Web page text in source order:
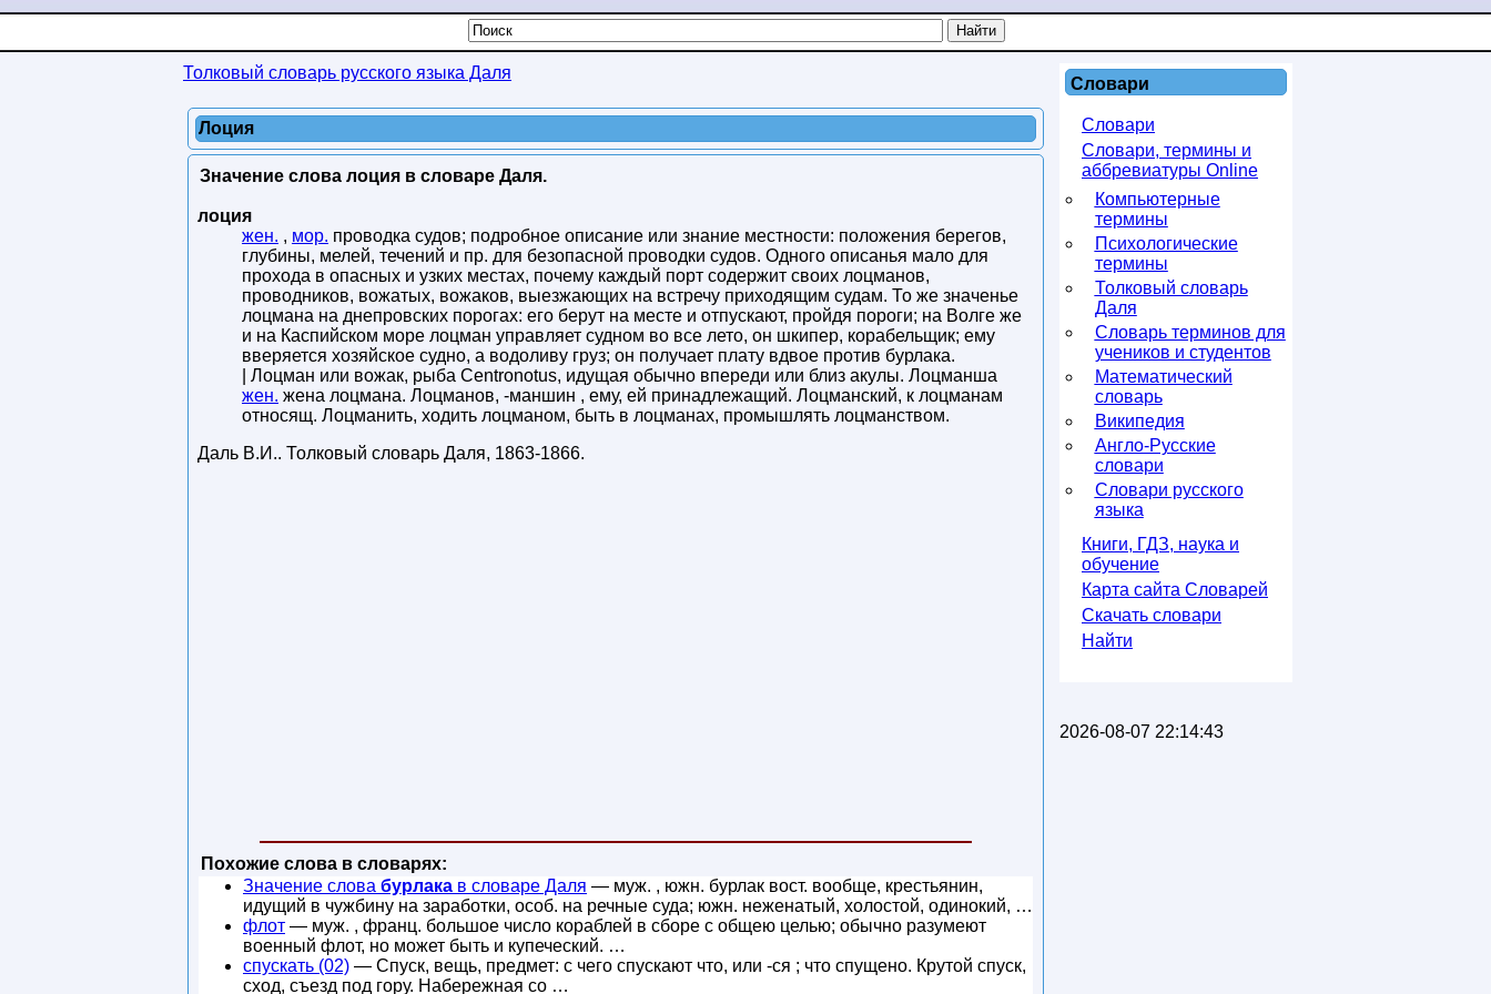
Толковый словарь русского языка Даля
Лоция
Значение слова лоция в словаре Даля.
лоция
жен. , мор. проводка судов; подробное описание или знание местности: положения берегов,
глубины, мелей, течений и пр. для безопасной проводки судов. Одного описанья мало для
прохода в опасных и узких местах, почему каждый порт содержит своих лоцманов,
проводников, вожатых, вожаков, выезжающих на встречу приходящим судам. То же значенье
лоцмана на днепровских порогах: его берут на месте и отпускают, пройдя пороги; на Волге же
и на Каспийском море лоцман управляет судном во все лето, он шкипер, корабельщик; ему
вверяется хозяйское судно, а водоливу груз; он получает плату вдвое против бурлака.
| Лоцман или вожак, рыба Centronotus, идущая обычно впереди или близ акулы. Лоцманша
жен. жена лоцмана. Лоцманов, -маншин , ему, ей принадлежащий. Лоцманский, к лоцманам
относящ. Лоцманить, ходить лоцманом, быть в лоцманах, промышлять лоцманством.
Даль В.И.. Толковый словарь Даля, 1863-1866.
Похожие слова в словарях:
Значение слова бурлака в словаре Даля — муж. , южн. бурлак вост. вообще, крестьянин,
идущий в чужбину на заработки, особ. на речные суда; южн. неженатый, холостой, одинокий, …
флот — муж. , франц. большое число кораблей в сборе с общею целью; обычно разумеют
военный флот, но может быть и купеческий. …
спускать (02) — Спуск, вещь, предмет: с чего спускают что, или -ся ; что спущено. Крутой спуск,
сход, съезд под гору. Набережная со …
Словари
Словари
Словари, термины и
аббревиатуры Online
Компьютерные
термины
Психологические
термины
Толковый словарь
Даля
Словарь терминов для
учеников и студентов
Математический
словарь
Википедия
Англо-Русские
словари
Словари русского
языка
Книги, ГДЗ, наука и
обучение
Карта сайта Словарей
Скачать словари
Найти
2026-08-07 22:14:43